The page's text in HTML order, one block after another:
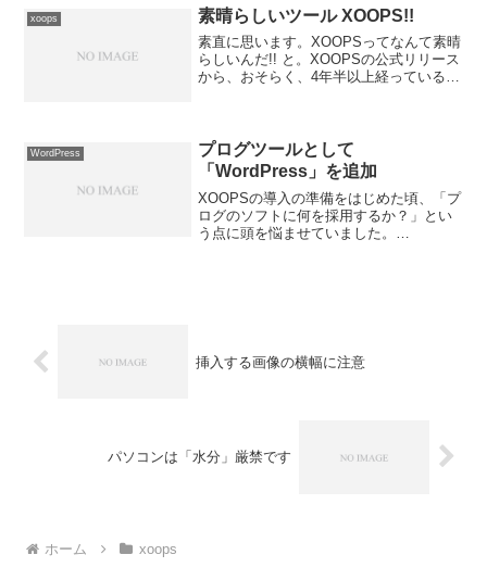
面は、一番上に次の３項目で選択できる
ようになっていま...
xoops 素晴らしいツール XOOPS!!
素直に思います。XOOPSってなんて素晴
らしいんだ!! と。XOOPSの公式リリース
から、おそらく、4年半以上経っていると
当...
WordPress
プログツールとして
「WordPress」を追加
XOOPSの導入の準備をはじめた頃、「プ
ログのソフトに何を採用するか？」とい
う点に頭を悩ませていました。
挿入する画像の横幅に注意
パソコンは「水分」厳禁です
ホーム xoops